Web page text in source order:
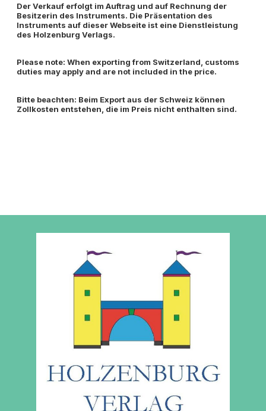
Der Verkauf erfolgt im Auftrag und auf Rechnung der
Besitzerin des Instruments. Die Präsentation des
Instruments auf dieser Webseite ist eine Dienstleistung
des Holzenburg Verlags.
Please note: When exporting from Switzerland, customs
duties may apply and are not included in the price.
Bitte beachten: Beim Export aus der Schweiz können
Zollkosten entstehen, die im Preis nicht enthalten sind.